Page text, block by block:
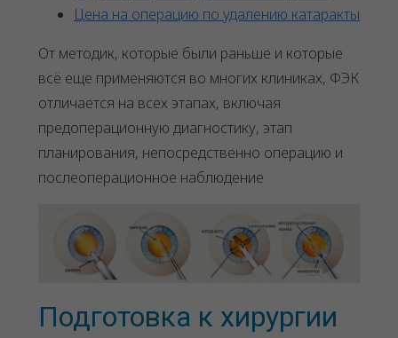
Цена на операцию по удалению катаракты
От методик, которые были раньше и которые
всё еще применяются во многих клиниках, ФЭК
отличается на всех этапах, включая
предоперационную диагностику, этап
планирования, непосредственно операцию и
послеоперационное наблюдение
Подготовка к хирургии